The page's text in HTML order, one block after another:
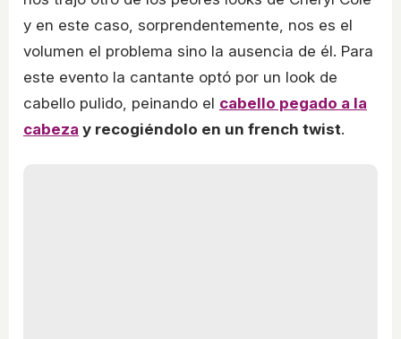
y en este caso, sorprendentemente, nos es el
volumen el problema sino la ausencia de él. Para
este evento la cantante optó por un look de
cabello pulido, peinando el cabello pegado a la
cabeza y recogiéndolo en un french twist.